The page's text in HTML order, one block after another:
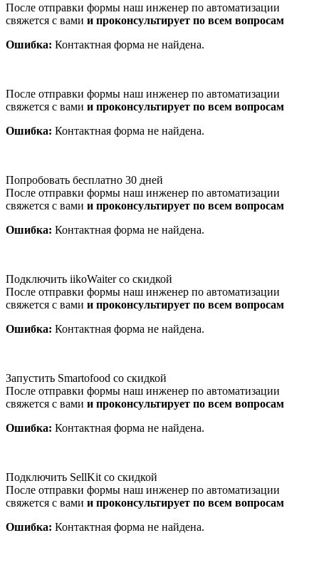
После отправки формы наш инженер по автоматизации
свяжется с вами и проконсультирует по всем вопросам
Ошибка: Контактная форма не найдена.
После отправки формы наш инженер по автоматизации
свяжется с вами и проконсультирует по всем вопросам
Ошибка: Контактная форма не найдена.
Попробовать бесплатно 30 дней
После отправки формы наш инженер по автоматизации
свяжется с вами и проконсультирует по всем вопросам
Ошибка: Контактная форма не найдена.
Подключить iikoWaiter со скидкой
После отправки формы наш инженер по автоматизации
свяжется с вами и проконсультирует по всем вопросам
Ошибка: Контактная форма не найдена.
Запустить Smartofood со скидкой
После отправки формы наш инженер по автоматизации
свяжется с вами и проконсультирует по всем вопросам
Ошибка: Контактная форма не найдена.
Подключить SellKit со скидкой
После отправки формы наш инженер по автоматизации
свяжется с вами и проконсультирует по всем вопросам
Ошибка: Контактная форма не найдена.